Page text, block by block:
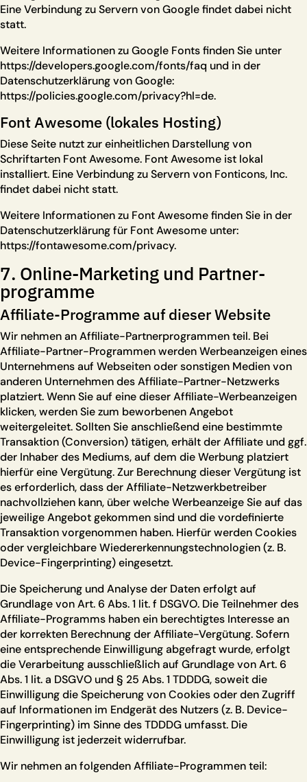
Eine Verbindung zu Servern von Google findet dabei nicht
statt.
Weitere Informationen zu Google Fonts finden Sie unter
https://developers.google.com/fonts/faq und in der
Datenschutzerklärung von Google:
https://policies.google.com/privacy?hl=de.
Font Awesome (lokales Hosting)
Diese Seite nutzt zur einheitlichen Darstellung von
Schriftarten Font Awesome. Font Awesome ist lokal
installiert. Eine Verbindung zu Servern von Fonticons, Inc.
findet dabei nicht statt.
Weitere Informationen zu Font Awesome finden Sie in der
Datenschutzerklärung für Font Awesome unter:
https://fontawesome.com/privacy.
7. Online-Marketing und Partner­
programme
Affiliate-Programme auf dieser Website
Wir nehmen an Affiliate-Partnerprogrammen teil. Bei
Affiliate-Partner-Programmen werden Werbeanzeigen eines
Unternehmens auf Webseiten oder sonstigen Medien von
anderen Unternehmen des Affiliate-Partner-Netzwerks
platziert. Wenn Sie auf eine dieser Affiliate-Werbeanzeigen
klicken, werden Sie zum beworbenen Angebot
weitergeleitet. Sollten Sie anschließend eine bestimmte
Transaktion (Conversion) tätigen, erhält der Affiliate und ggf.
der Inhaber des Mediums, auf dem die Werbung platziert
hierfür eine Vergütung. Zur Berechnung dieser Vergütung ist
es erforderlich, dass der Affiliate-Netzwerkbetreiber
nachvollziehen kann, über welche Werbeanzeige Sie auf das
jeweilige Angebot gekommen sind und die vordefinierte
Transaktion vorgenommen haben. Hierfür werden Cookies
oder vergleichbare Wiedererkennungstechnologien (z. B.
Device-Fingerprinting) eingesetzt.
Die Speicherung und Analyse der Daten erfolgt auf
Grundlage von Art. 6 Abs. 1 lit. f DSGVO. Die Teilnehmer des
Affiliate-Programms haben ein berechtigtes Interesse an
der korrekten Berechnung der Affiliate-Vergütung. Sofern
eine entsprechende Einwilligung abgefragt wurde, erfolgt
die Verarbeitung ausschließlich auf Grundlage von Art. 6
Abs. 1 lit. a DSGVO und § 25 Abs. 1 TDDDG, soweit die
Einwilligung die Speicherung von Cookies oder den Zugriff
auf Informationen im Endgerät des Nutzers (z. B. Device-
Fingerprinting) im Sinne des TDDDG umfasst. Die
Einwilligung ist jederzeit widerrufbar.
Wir nehmen an folgenden Affiliate-Programmen teil: